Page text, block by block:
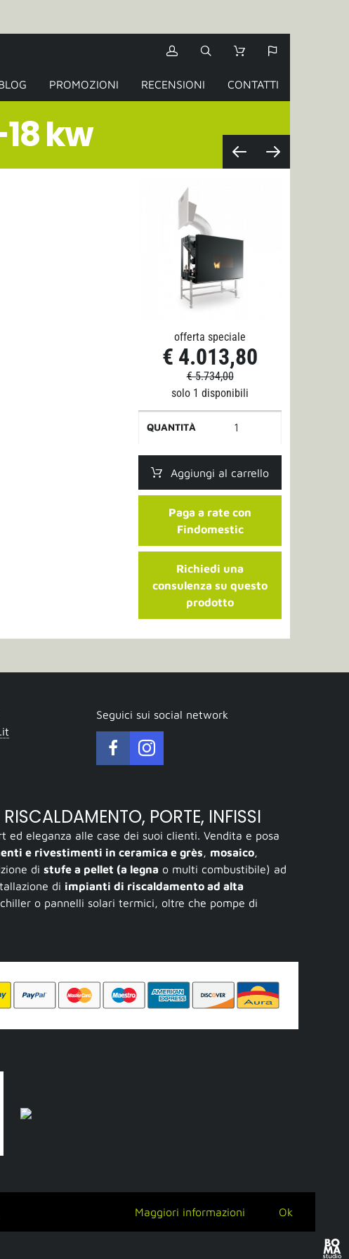
PROMOZIONI RECENSIONI CONTATTI
18 kw
offerta speciale
€ 4.013,80
€ 5.734,00
solo 1 disponibili
QUANTITÀ
Aggiungi al carrello
Paga a rate con
Findomestic
Richiedi una
consulenza su questo
prodotto
Seguici sui social network
PORTE, INFISSI
ed eleganza alle case dei suoi clienti. Vendita e posa
e rivestimenti in ceramica e grès, mosaico,
di stufe a pellet (a legna o multi combustibile) ad
di impianti di riscaldamento ad alta
o pannelli solari termici, oltre che pompe di
Ok
Maggiori informazioni